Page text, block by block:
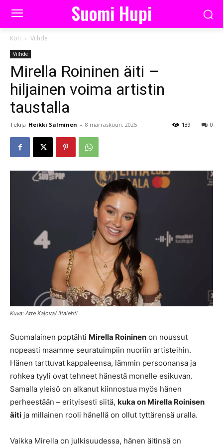
Suomi Hupi
Koti Viihde
Viihde
Mirella Roininen äiti –
hiljainen voima artistin
taustalla
Tekijä Heikki Salminen - 8 marraskuun, 2025 0
139
Kuva: Atte Kajova/ Iltalehti
Suomalainen poptähti Mirella Roininen on noussut
nopeasti maamme seuratuimpiin nuoriin artisteihin.
Hänen tarttuvat kappaleensa, lämmin persoonansa ja
rohkea tyyli ovat tehneet hänestä monelle esikuvan.
Samalla yleisö on alkanut kiinnostua myös hänen
perheestään – erityisesti siitä, kuka on Mirella Roinisen
äiti ja millainen rooli hänellä on ollut tyttärensä uralla.
Vaikka Mirella on julkisuudessa, hänen äitinsä on